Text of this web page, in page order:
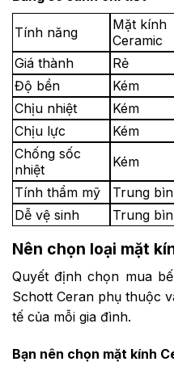
Tính năng
Mặt kính
Ceramic
Giá thành
Rẻ
Độ bền
Kém
Chịu nhiệt
Kém
Chịu lực
Kém
Chống sốc
nhiệt
Kém
Tính thẩm mỹ
Trung
Dễ vệ sinh
Trung
Nên chọn loại mặt
Quyết định chọn mua
Schott Ceran phụ thuộc
tế của mỗi gia đình.
Bạn nên chọn mặt kính